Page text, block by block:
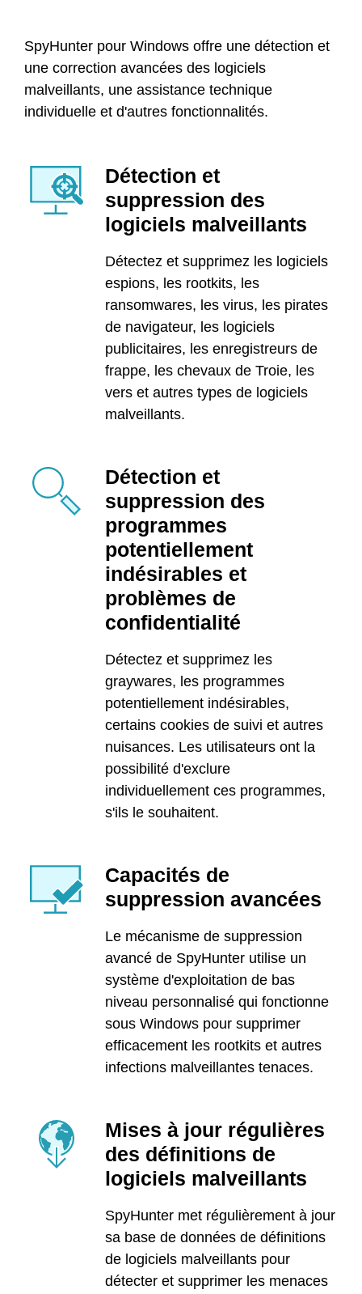
SpyHunter pour Windows offre une détection et
une correction avancées des logiciels
malveillants, une assistance technique
individuelle et d'autres fonctionnalités.
Détection et
suppression des
logiciels malveillants
Détectez et supprimez les logiciels
espions, les rootkits, les
ransomwares, les virus, les pirates
de navigateur, les logiciels
publicitaires, les enregistreurs de
frappe, les chevaux de Troie, les
vers et autres types de logiciels
malveillants.
Détection et
suppression des
programmes
potentiellement
indésirables et
problèmes de
confidentialité
Détectez et supprimez les
graywares, les programmes
potentiellement indésirables,
certains cookies de suivi et autres
nuisances. Les utilisateurs ont la
possibilité d'exclure
individuellement ces programmes,
s'ils le souhaitent.
Capacités de
suppression avancées
Le mécanisme de suppression
avancé de SpyHunter utilise un
système d'exploitation de bas
niveau personnalisé qui fonctionne
sous Windows pour supprimer
efficacement les rootkits et autres
infections malveillantes tenaces.
Mises à jour régulières
des définitions de
logiciels malveillants
SpyHunter met régulièrement à jour
sa base de données de définitions
de logiciels malveillants pour
détecter et supprimer les menaces